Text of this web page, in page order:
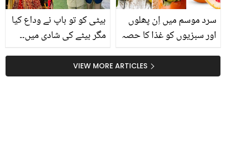
بیٹی کو تو باپ نے وداع کیا
مگر بیٹے کی شادی میں۔۔
شہید لیفٹیننٹ جنرل
سرفراز علی کے بیٹے کی
شادی، بہو کون ہے؟
سرد موسم میں اِن پھلوں
اور سبزیوں کو غذا کا حصہ
بنانا کیوں ضروری ہے؟
VIEW MORE ARTICLES